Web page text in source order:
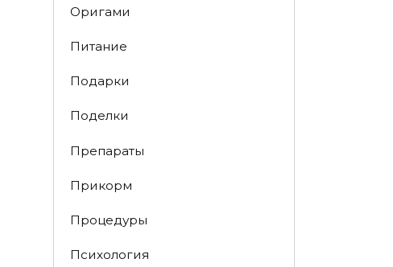
Оригами
Питание
Подарки
Поделки
Препараты
Прикорм
Процедуры
Психология